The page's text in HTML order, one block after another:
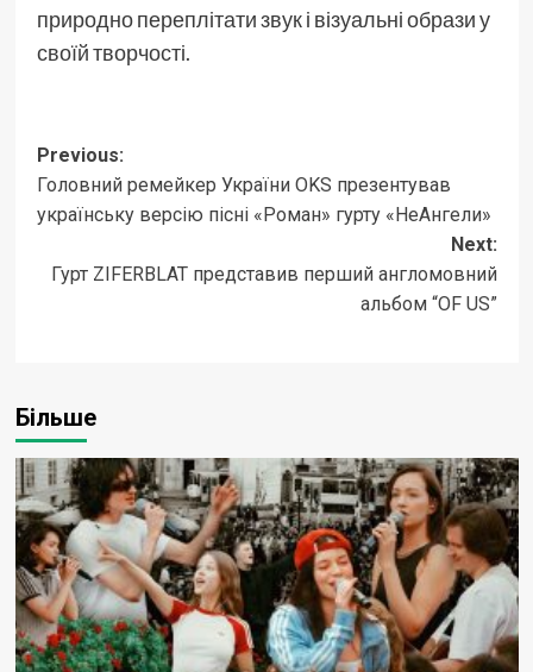
природно переплітати звук і візуальні образи у
своїй творчості.
Post
navigation
Previous:
Головний ремейкер України OKS презентував
українську версію пісні «Роман» гурту «НеАнгели»
Next:
Гурт ZIFERBLAT представив перший англомовний
альбом “OF US”
Більше